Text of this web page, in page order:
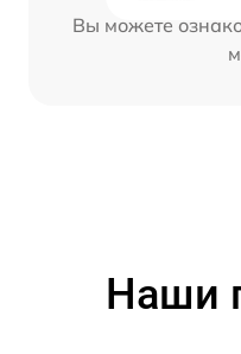
Вы можете
Наши